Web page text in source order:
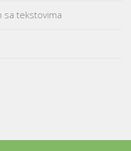
sa tekstovima